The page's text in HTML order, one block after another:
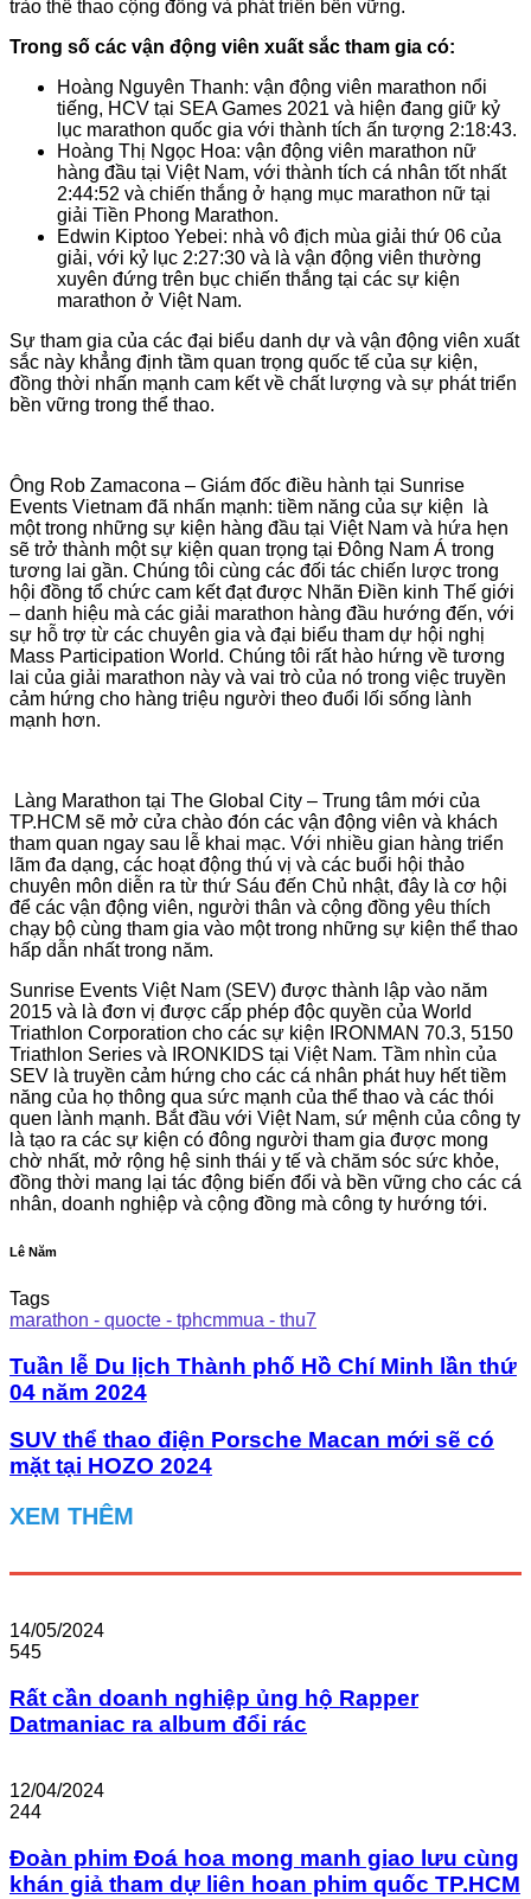
trào thể thao cộng đồng và phát triển bền vững.
Trong số các vận động viên xuất sắc tham gia có:
Hoàng Nguyên Thanh: vận động viên marathon nổi
tiếng, HCV tại SEA Games 2021 và hiện đang giữ kỷ
lục marathon quốc gia với thành tích ấn tượng 2:18:43.
Hoàng Thị Ngọc Hoa: vận động viên marathon nữ
hàng đầu tại Việt Nam, với thành tích cá nhân tốt nhất
2:44:52 và chiến thắng ở hạng mục marathon nữ tại
giải Tiền Phong Marathon.
Edwin Kiptoo Yebei: nhà vô địch mùa giải thứ 06 của
giải, với kỷ lục 2:27:30 và là vận động viên thường
xuyên đứng trên bục chiến thắng tại các sự kiện
marathon ở Việt Nam.
Sự tham gia của các đại biểu danh dự và vận động viên xuất
sắc này khẳng định tầm quan trọng quốc tế của sự kiện,
đồng thời nhấn mạnh cam kết về chất lượng và sự phát triển
bền vững trong thể thao.
Ông Rob Zamacona – Giám đốc điều hành tại Sunrise
Events Vietnam đã nhấn mạnh: tiềm năng của sự kiện là
một trong những sự kiện hàng đầu tại Việt Nam và hứa hẹn
sẽ trở thành một sự kiện quan trọng tại Đông Nam Á trong
tương lai gần. Chúng tôi cùng các đối tác chiến lược trong
hội đồng tổ chức cam kết đạt được Nhãn Điền kinh Thế giới
– danh hiệu mà các giải marathon hàng đầu hướng đến, với
sự hỗ trợ từ các chuyên gia và đại biểu tham dự hội nghị
Mass Participation World. Chúng tôi rất hào hứng về tương
lai của giải marathon này và vai trò của nó trong việc truyền
cảm hứng cho hàng triệu người theo đuổi lối sống lành
mạnh hơn.
Làng Marathon tại The Global City – Trung tâm mới của
TP.HCM sẽ mở cửa chào đón các vận động viên và khách
tham quan ngay sau lễ khai mạc. Với nhiều gian hàng triển
lãm đa dạng, các hoạt động thú vị và các buổi hội thảo
chuyên môn diễn ra từ thứ Sáu đến Chủ nhật, đây là cơ hội
để các vận động viên, người thân và cộng đồng yêu thích
chạy bộ cùng tham gia vào một trong những sự kiện thể thao
hấp dẫn nhất trong năm.
Sunrise Events Việt Nam (SEV) được thành lập vào năm
2015 và là đơn vị được cấp phép độc quyền của World
Triathlon Corporation cho các sự kiện IRONMAN 70.3, 5150
Triathlon Series và IRONKIDS tại Việt Nam. Tầm nhìn của
SEV là truyền cảm hứng cho các cá nhân phát huy hết tiềm
năng của họ thông qua sức mạnh của thể thao và các thói
quen lành mạnh. Bắt đầu với Việt Nam, sứ mệnh của công ty
là tạo ra các sự kiện có đông người tham gia được mong
chờ nhất, mở rộng hệ sinh thái y tế và chăm sóc sức khỏe,
đồng thời mang lại tác động biến đổi và bền vững cho các cá
nhân, doanh nghiệp và cộng đồng mà công ty hướng tới.
Lê Năm
Tags
marathon - quocte - tphcmmua - thu7
Tuần lễ Du lịch Thành phố Hồ Chí Minh lần thứ
04 năm 2024
SUV thể thao điện Porsche Macan mới sẽ có
mặt tại HOZO 2024
XEM THÊM
14/05/2024
545
Rất cần doanh nghiệp ủng hộ Rapper
Datmaniac ra album đổi rác
12/04/2024
244
Đoàn phim Đoá hoa mong manh giao lưu cùng
khán giả tham dự liên hoan phim quốc TP.HCM